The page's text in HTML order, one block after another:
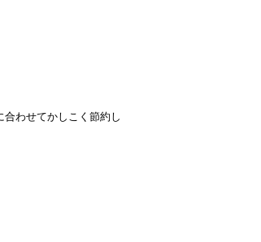
わせてかしこく節約し